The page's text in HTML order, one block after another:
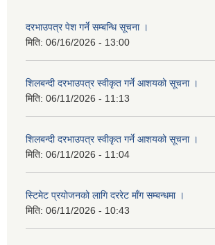
दरभाउपत्र पेश गर्ने सम्बन्धि सूचना ।
मिति: 06/16/2026 - 13:00
शिलबन्दी दरभाउपत्र स्वीकृत गर्ने आशयको सूचना ।
मिति: 06/11/2026 - 11:13
शिलबन्दी दरभाउपत्र स्वीकृत गर्ने आशयको सूचना ।
मिति: 06/11/2026 - 11:04
स्टिमेट प्रयोजनको लागि दररेट माँग सम्बन्धमा ।
मिति: 06/11/2026 - 10:43